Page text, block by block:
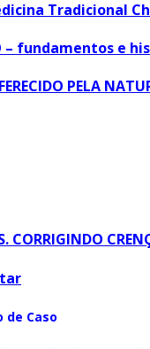
– fundamentos
PELA
CORRIGINDO
de Caso